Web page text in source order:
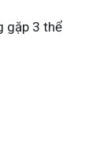
gặp 3 thể